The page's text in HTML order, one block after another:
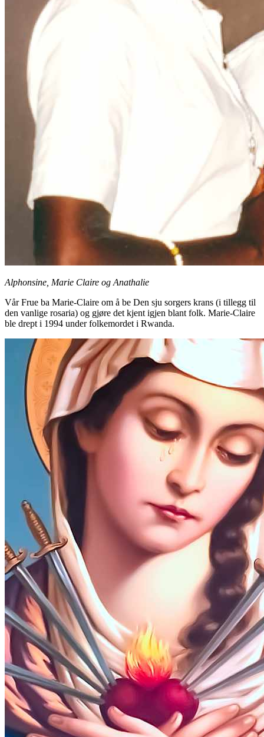
Alphonsine, Marie Claire og Anathalie
Vår Frue ba Marie-Claire om å be Den sju sorgers krans (i tillegg til
den vanlige rosaria) og gjøre det kjent igjen blant folk. Marie-Claire
ble drept i 1994 under folkemordet i Rwanda.